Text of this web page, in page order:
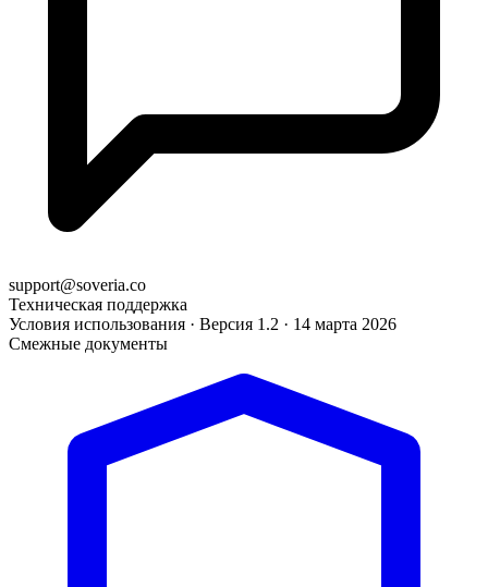
support@soveria.co
Техническая поддержка
Условия использования · Версия 1.2 · 14 марта 2026
Смежные документы